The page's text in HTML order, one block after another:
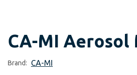
CA-MI Aerosol
Brand: CA-MI